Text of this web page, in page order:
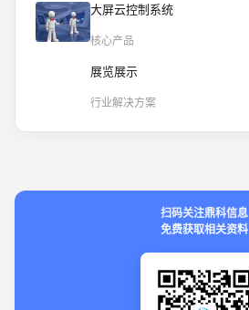
大屏云控制系统
核心产品
展览展示
行业解决方案
扫码关注鼎科信息
免费获取相关资料